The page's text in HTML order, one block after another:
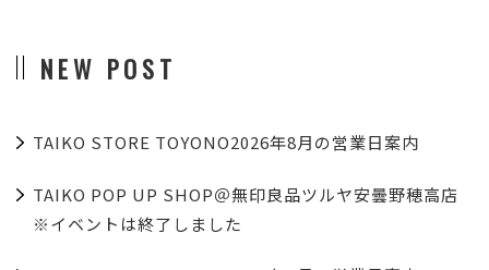
NEW POST
TAIKO STORE TOYONO2026年8月の営業日案内
TAIKO POP UP SHOP＠無印良品ツルヤ安曇野穂高店
※イベントは終了しました